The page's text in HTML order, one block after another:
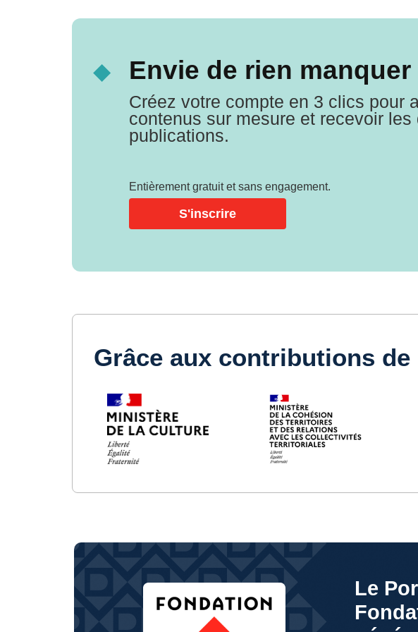
Envie de rien
Créez votre compte en 3 clics pour
contenus sur mesure et recevoir les
publications.
Entièrement gratuit et sans engagement.
S'inscrire
Grâce aux contributions de
Le